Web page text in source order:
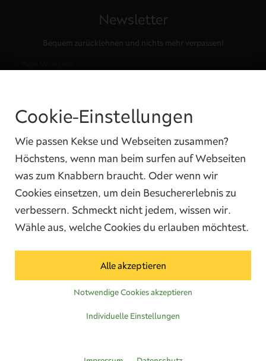
Newsletter
Bequem zurücklehnen und nichts mehr verpassen!
Ja, ich habe dieDatenschutzbedingungengelesen und ich bin damit
Kontakt
04285 5550902
04285 5550902
Cookie-Einstellungen
Wie passen Kekse und Webseiten zusammen?
Höchstens, wenn man beim surfen auf Webseiten
was zum Knabbern braucht. Oder wenn wir
Cookies einsetzen, um dein Besuchererlebnis zu
verbessern. Schmeckt nicht jedem, wissen wir.
Wähle aus, welche Cookies du erlauben möchtest.
Alle akzeptieren
Notwendige Cookies akzeptieren
Individuelle Einstellungen